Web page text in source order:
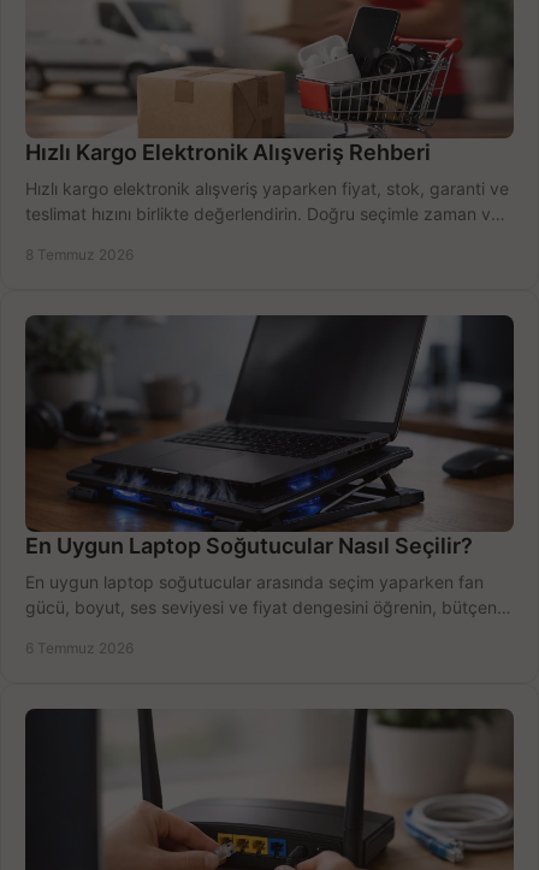
Hızlı Kargo Elektronik Alışveriş Rehberi
Hızlı kargo elektronik alışveriş yaparken fiyat, stok, garanti ve
teslimat hızını birlikte değerlendirin. Doğru seçimle zaman ve
8 Temmuz 2026
En Uygun Laptop Soğutucular Nasıl Seçilir?
En uygun laptop soğutucular arasında seçim yaparken fan
gücü, boyut, ses seviyesi ve fiyat dengesini öğrenin, bütçenizi
6 Temmuz 2026